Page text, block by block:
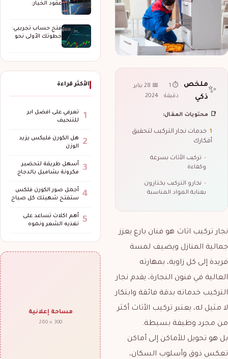
✨
ملخص
ذكي
⏱ 1
دقيقة
📅 28 يناير
2024
📑 محتويات المقال:
1 خدمات نجار التركيب لتحقيق
أفكارك
• تركيب الأثاث بسرعة
وكفاءة
• نجارو التركيب يختارون
بعناية المواد المناسبة
نجار تركيب اثاث هو فنان بارع يعزز
جمالية المنازل ويضيف لمسة
فريدة إلى كل زاوية، بمهارته
العالية في فنون النجارة، يقدم نجار
التركيب خدماته بدقة فائقة وابتكار
لا مثيل له، يعتبر تركيب الأثاث أكثر
من مجرد وظيفة بسيطة.
بل هو تحويل للأماكن إلى أماكن
تعكس ذوق وأسلوب السكان،
عقود الخيار:
وإدارة…
فتح حساب تجريبي:
خطوتك الأولى نحو
الأكثر قراءة
1
تعرفي على افضل ابر
للتنحيف
2
هل الكورن فليكس يزيد
الوزن
3
أسهل طريقة لتحضير
مكرونة بشاميل بالدجاج
4
أجمل صور الكورن فلكس
ستفتح شهيتك كل صباح
5
أهم اكلات تساعد على
تغذيه الشعر ونموه
مساحة إعلانية
300 × 260